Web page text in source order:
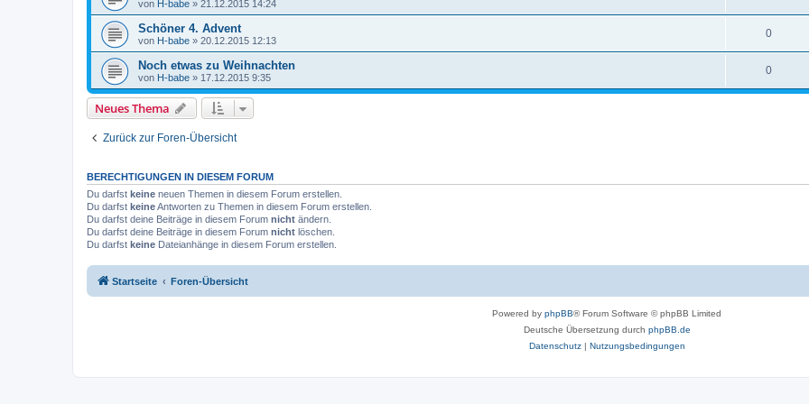
von H-babe » 21.12.2015 14:24
Schöner 4. Advent
von H-babe » 20.12.2015 12:13
0
Noch etwas zu Weihnachten
von H-babe » 17.12.2015 9:35
0
Neues Thema
Zurück zur Foren-Übersicht
BERECHTIGUNGEN IN DIESEM FORUM
Du darfst keine neuen Themen in diesem Forum erstellen.
Du darfst keineAntworten zu Themen in diesem Forum erstellen.
Du darfst deine Beiträge in diesem Forum nicht ändern.
Du darfst deine Beiträge in diesem Forum nicht löschen.
Du darfst keine Dateianhänge in diesem Forum erstellen.
Startseite Foren-Übersicht
Powered by phpBB® Forum Software © phpBB Limited
Deutsche Übersetzung durch phpBB.de
Datenschutz| Nutzungsbedingungen